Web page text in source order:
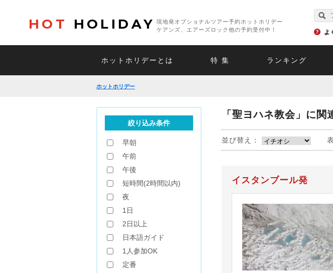
HOT HOLIDAY
現地発オプショナルツアー予約ホットホリデー
ケアンズ、エアーズロック他の予約受付中！
よ
ホットホリデーとは 特 集 ランキング
ホットホリデー
「聖ヨハネ教会」に
並び替え：
イスタンブール発
絞り込み条件
早朝
午前
午後
短時間(2時間以内)
夜
1日
2日以上
日本語ガイド
1人参加OK
定番